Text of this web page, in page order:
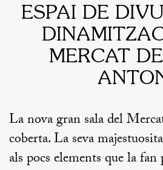
ESPAI DE
MERCAT
La nova gran sala del
coberta. La seva
als pocs elements que la